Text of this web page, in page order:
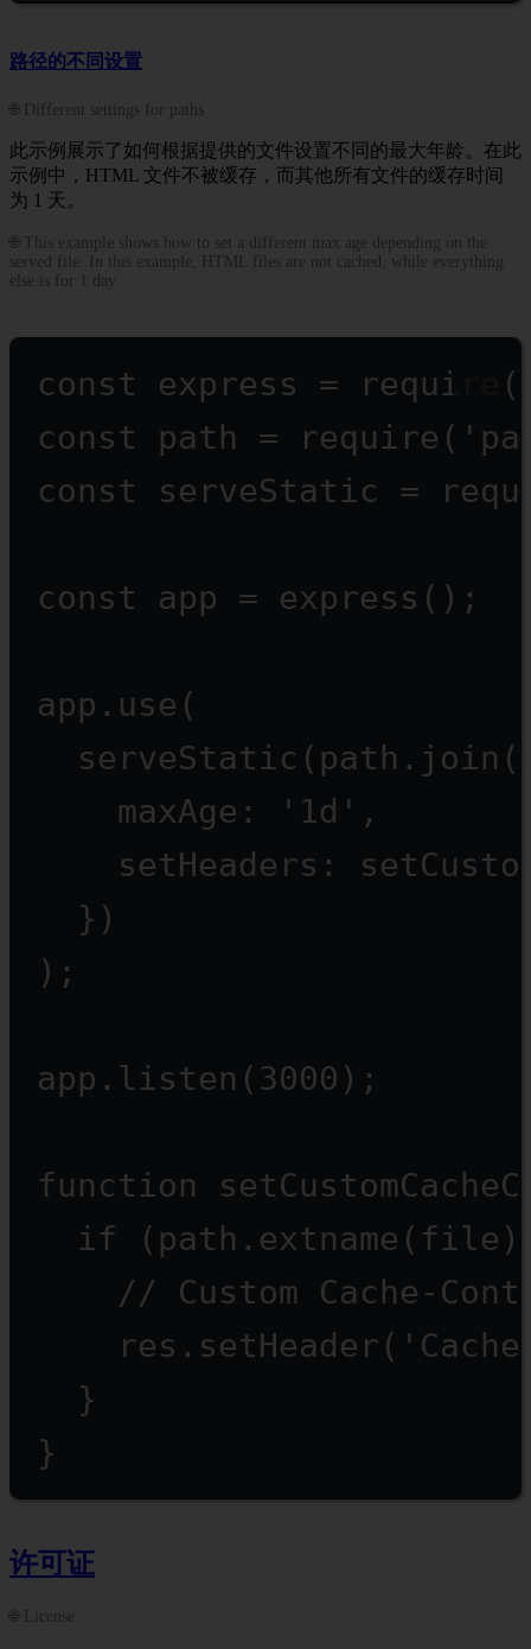
路径的不同设置
🌐 Different settings for paths
此示例展示了如何根据提供的文件设置不同的最大年龄。在此
示例中，HTML 文件不被缓存，而其他所有文件的缓存时间
为 1 天。
🌐 This example shows how to set a different max age depending on the
served file. In this example, HTML files are not cached, while everything
else is for 1 day.
const express = require (
const
path = require (
const
serveStatic =
const app = express ();
app. use (
serveStatic (path. join
maxAge:
'1d' ,
setHeaders:
})
);
app. listen ( 3000 );
function
if (path. extname
// Custom Cache-
res. setHeader (
}
}
许可证
🌐 License